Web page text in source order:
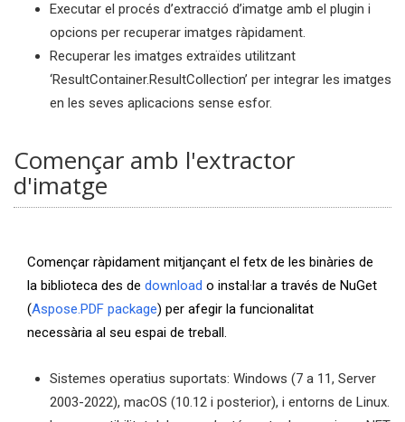
Executar el procés d’extracció d’imatge amb el plugin i
opcions per recuperar imatges ràpidament.
Recuperar les imatges extraïdes utilitzant
‘ResultContainer.ResultCollection’ per integrar les imatges
en les seves aplicacions sense esfor.
Començar amb l'extractor
d'imatge
Començar ràpidament mitjançant el fetx de les binàries de
la biblioteca des de download o instal·lar a través de NuGet
(Aspose.PDF package) per afegir la funcionalitat
necessària al seu espai de treball.
Sistemes operatius suportats: Windows (7 a 11, Server
2003-2022), macOS (10.12 i posterior), i entorns de Linux.